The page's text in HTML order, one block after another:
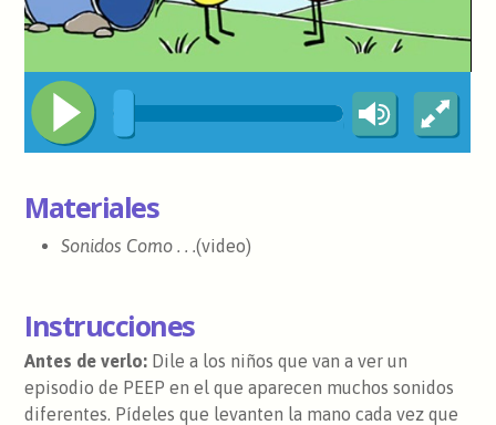
Materiales
Sonidos Como . . .(video) ​
Instrucciones
Antes de verlo: Dile a los niños que van a ver un
episodio de PEEP en el que aparecen muchos sonidos
diferentes. Pídeles que levanten la mano cada vez que